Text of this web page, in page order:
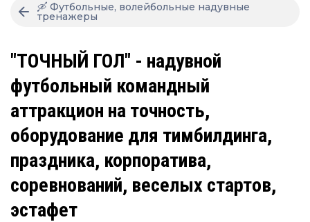
🛶 Футбольные, волейбольные надувные
тренажеры
"ТОЧНЫЙ ГОЛ" - надувной
футбольный командный
аттракцион на точность,
оборудование для тимбилдинга,
праздника, корпоратива,
соревнований, веселых стартов,
эстафет